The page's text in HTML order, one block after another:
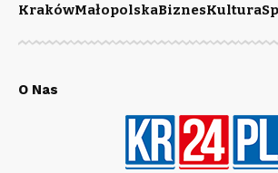
KrakówMałopolskaBiznesKultura
O Nas